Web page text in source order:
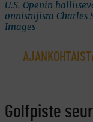
U.S. Openin
onnistujista Charles
Images
Golfpiste